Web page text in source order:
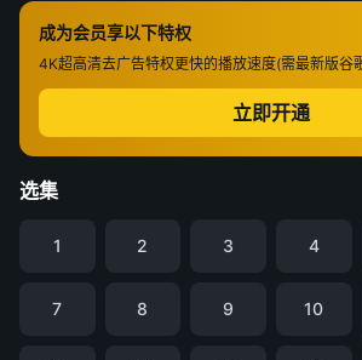
成为会员享以下特权
4K超高清去广告特权更快的播放速度(需最新版谷
立即开通
选集
1 2 3 4
7 8 9 10